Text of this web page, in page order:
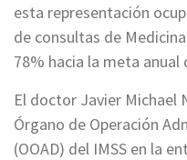
esta representación
de consultas de
78% hacia la meta
El doctor Javier Michael
Órgano de Operación
(OOAD) del IMSS en la